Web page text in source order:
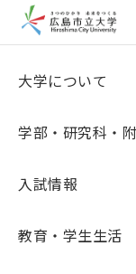
大学について
学部・研究科・
入試情報
教育・学生生活
トップページ>お知らせ
お知らせ